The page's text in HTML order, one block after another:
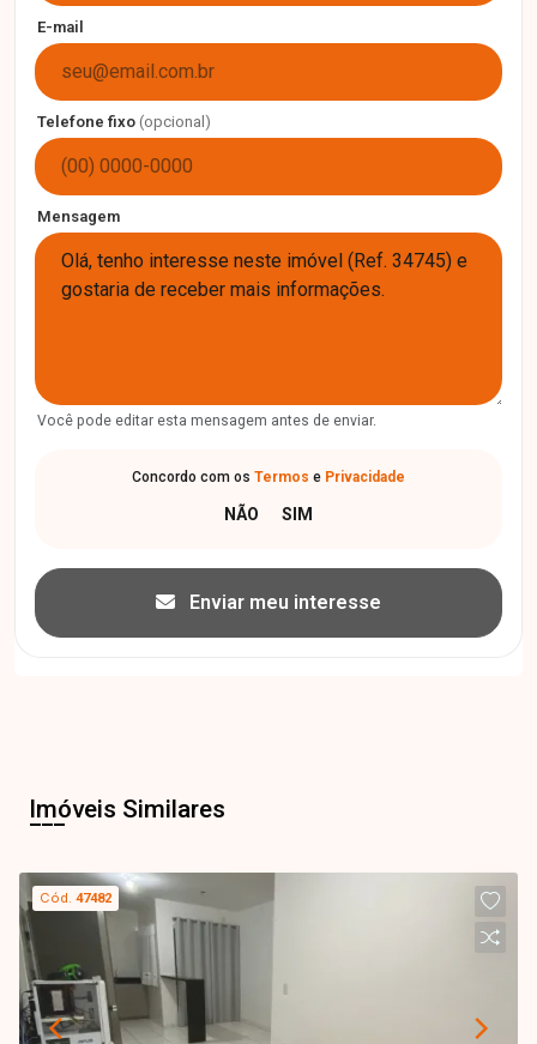
E-mail
Telefone fixo (opcional)
Mensagem
Você pode editar esta mensagem antes de enviar.
Concordo com os Termos e Privacidade
Enviar meu interesse
Imóveis Similares
Cód.47482